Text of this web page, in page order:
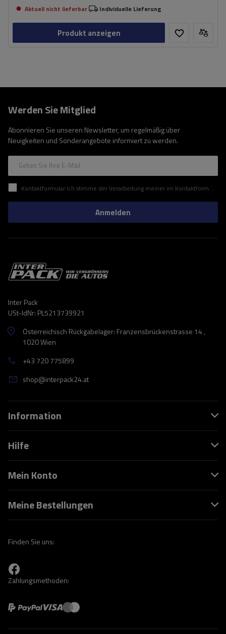
Aktuell nicht lieferbar Individuelle Lieferung
Produkt anzeigen
Werden Sie Mitglied
Abonnieren Sie unseren Newsletter, um regelmäßig über
Neuigkeiten und Sonderangebote informiert zu werden.
Geben Sie Ihre E-Mail
Kontaktformular Ich stimme der Verarbeitung meiner im Kontaktformular enthaltenen personenbezogenen Daten gemäß der Verordnung (EU) des Europäischen Parlaments und des Rates zu.
Anmelden
Inter Pack
USt-IdNr: PL5213739921
Österreichisch Rückgabelager: Franzensbrückenstrasse 14 ,
1020 Wien
+43 720 775899
shop@interpack24.at
Information
Hilfe
Mein Konto
Meine Bestellungen
Finden Sie uns:
Zahlungsmethoden: